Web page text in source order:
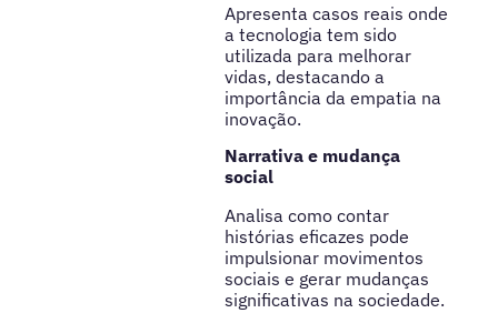
Apresenta casos reais onde
a tecnologia tem sido
utilizada para melhorar
vidas, destacando a
importância da empatia na
inovação.
Narrativa e mudança
social
Analisa como contar
histórias eficazes pode
impulsionar movimentos
sociais e gerar mudanças
significativas na sociedade.